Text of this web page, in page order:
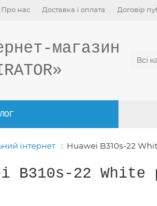
Про нас Доставка і оплата Договір
Всі
інтернет Huawei B310s-22
B310s-22 White